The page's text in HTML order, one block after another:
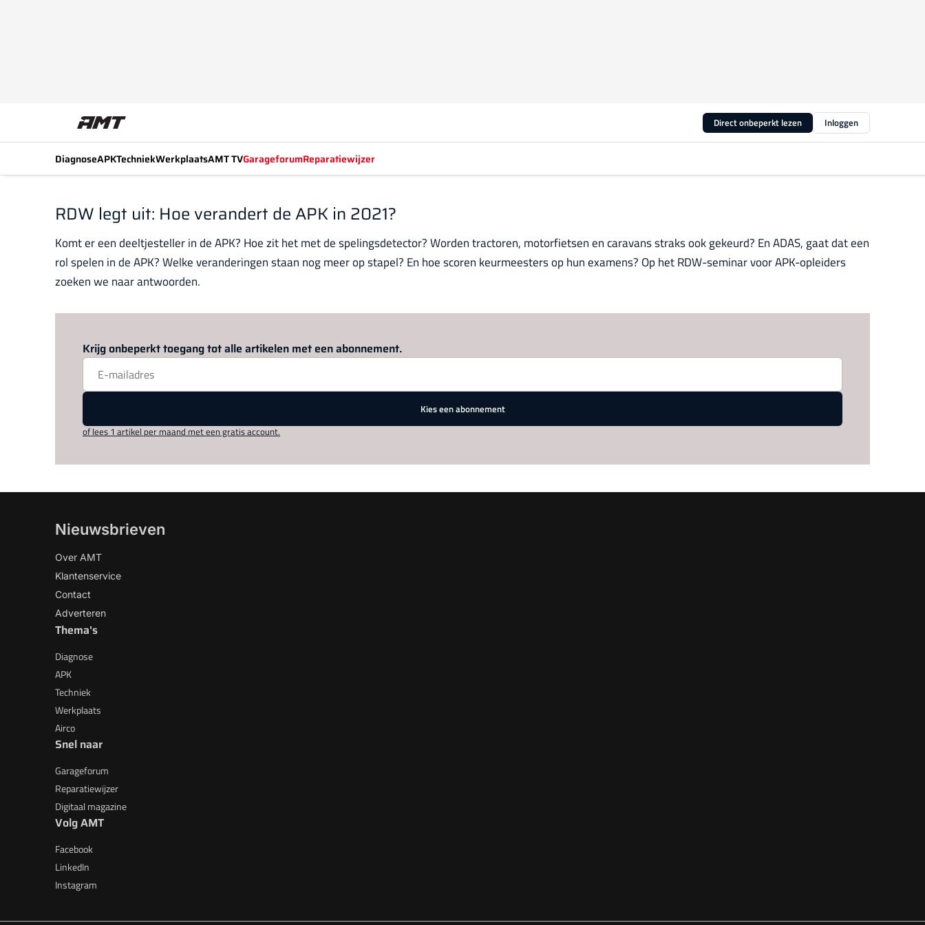
Direct onbeperkt lezen Inloggen
DiagnoseAPKTechniekWerkplaatsAMT TVGarageforumReparatiewijzer
RDW legt uit: Hoe verandert de APK in 2021?
Komt er een deeltjesteller in de APK? Hoe zit het met de spelingsdetector? Worden tractoren, motorfietsen en caravans straks ook gekeurd? En ADAS, gaat dat een
rol spelen in de APK? Welke veranderingen staan nog meer op stapel? En hoe scoren keurmeesters op hun examens? Op het RDW-seminar voor APK-opleiders
zoeken we naar antwoorden.
Krijg onbeperkt toegang tot alle artikelen met een abonnement.
Kies een abonnement
of lees 1 artikel per maand met een gratis account.
Nieuwsbrieven
Over AMT
Klantenservice
Contact
Adverteren
Thema's
Diagnose
APK
Techniek
Werkplaats
Airco
Snel naar
Garageforum
Reparatiewijzer
Digitaal magazine
Volg AMT
Facebook
LinkedIn
Instagram